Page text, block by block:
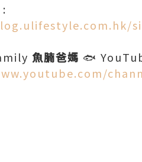
魚腩爸媽 🐟